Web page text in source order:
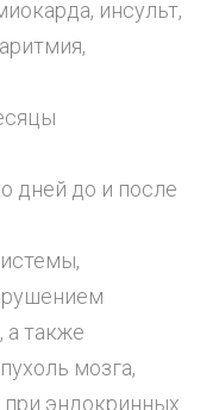
инсульт,
дней до и после
а также
мозга,
эндокринных